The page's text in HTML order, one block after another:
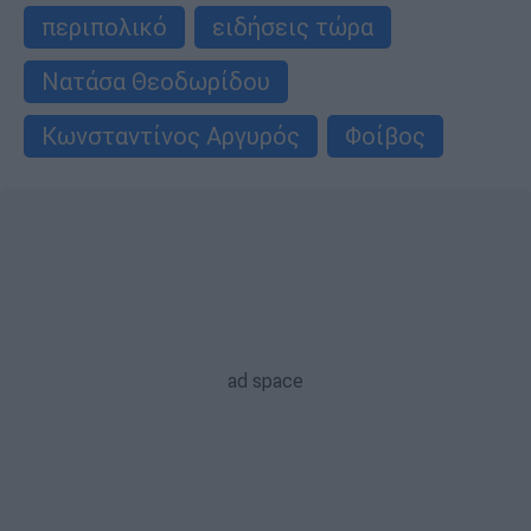
περιπολικό
ειδήσεις τώρα
Νατάσα Θεοδωρίδου
Κωνσταντίνος Αργυρός
Φοίβος